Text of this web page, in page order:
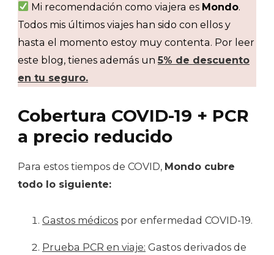
Mi recomendación como viajera es Mondo.
Todos mis últimos viajes han sido con ellos y
hasta el momento estoy muy contenta. Por leer
este blog, tienes además un 5% de descuento
en tu seguro.
Cobertura COVID-19 + PCR
a precio reducido
Para estos tiempos de COVID, Mondo cubre
todo lo siguiente:
Gastos médicos por enfermedad COVID-19.
Prueba PCR en viaje: Gastos derivados de